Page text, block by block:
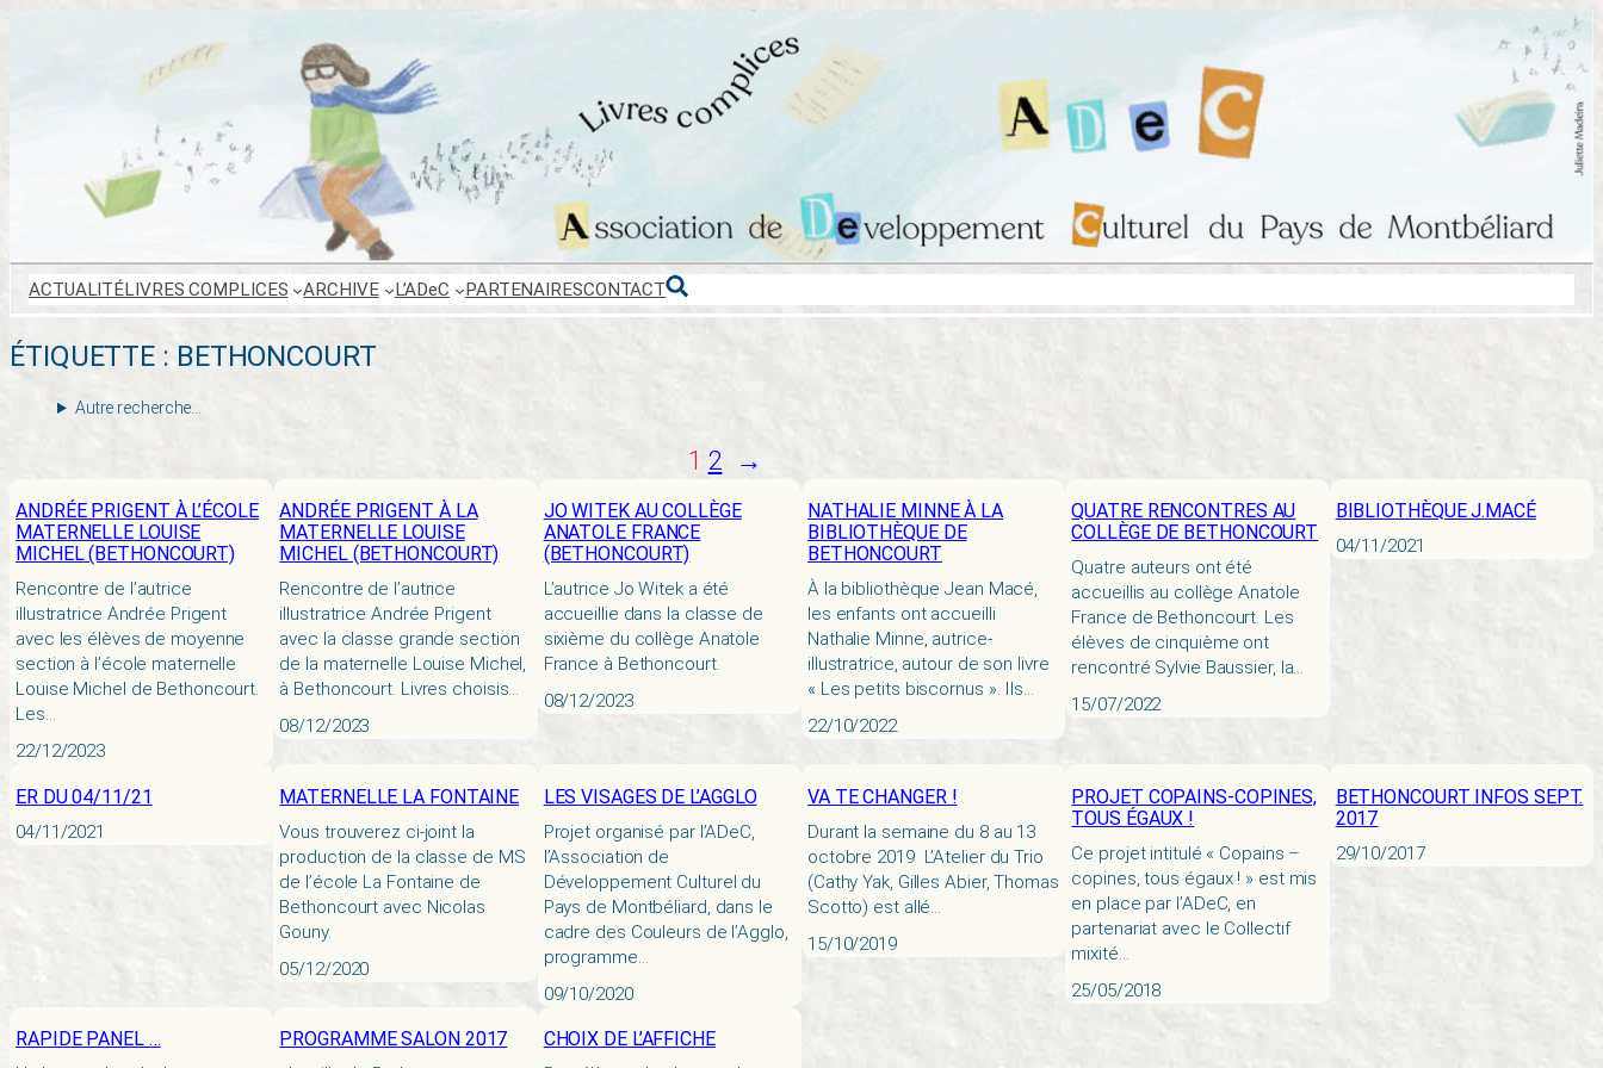
ACTUALITÉLIVRES COMPLICES ARCHIVE L’ADeC PARTENAIRESCONTACT
ÉTIQUETTE : BETHONCOURT
Autre recherche…
1 2 →
ANDRÉE PRIGENT À L’ÉCOLE
MATERNELLE LOUISE
MICHEL (BETHONCOURT)
Rencontre de l’autrice
illustratrice Andrée Prigent
avec les élèves de moyenne
section à l’école maternelle
Louise Michel de Bethoncourt.
Les…
22/12/2023
ANDRÉE PRIGENT À LA
MATERNELLE LOUISE
MICHEL (BETHONCOURT)
Rencontre de l’autrice
illustratrice Andrée Prigent
avec la classe grande section
de la maternelle Louise Michel,
à Bethoncourt. Livres choisis…
08/12/2023
JO WITEK AU COLLÈGE
ANATOLE FRANCE
(BETHONCOURT)
L’autrice Jo Witek a été
accueillie dans la classe de
sixième du collège Anatole
France à Bethoncourt.
08/12/2023
NATHALIE MINNE À LA
BIBLIOTHÈQUE DE
BETHONCOURT
À la bibliothèque Jean Macé,
les enfants ont accueilli
Nathalie Minne, autrice-
illustratrice, autour de son livre
« Les petits biscornus ». Ils…
22/10/2022
QUATRE RENCONTRES AU
COLLÈGE DE BETHONCOURT
Quatre auteurs ont été
accueillis au collège Anatole
France de Bethoncourt. Les
élèves de cinquième ont
rencontré Sylvie Baussier, la…
15/07/2022
BIBLIOTHÈQUE J.MACÉ
04/11/2021
ER DU 04/11/21
04/11/2021
MATERNELLE LA FONTAINE
Vous trouverez ci-joint la
production de la classe de MS
de l’école La Fontaine de
Bethoncourt avec Nicolas
Gouny.
05/12/2020
LES VISAGES DE L’AGGLO
Projet organisé par l’ADeC,
l’Association de
Développement Culturel du
Pays de Montbéliard, dans le
cadre des Couleurs de l’Agglo,
programme…
09/10/2020
VA TE CHANGER !
Durant la semaine du 8 au 13
octobre 2019 L’Atelier du Trio
(Cathy Yak, Gilles Abier, Thomas
Scotto) est allé…
15/10/2019
PROJET COPAINS-COPINES,
TOUS ÉGAUX !
Ce projet intitulé « Copains –
copines, tous égaux ! » est mis
en place par l’ADeC, en
partenariat avec le Collectif
mixité…
25/05/2018
BETHONCOURT INFOS SEPT.
2017
29/10/2017
RAPIDE PANEL … PROGRAMME SALON 2017 CHOIX DE L’AFFICHE